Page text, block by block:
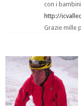
con i
http://
Grazie mille